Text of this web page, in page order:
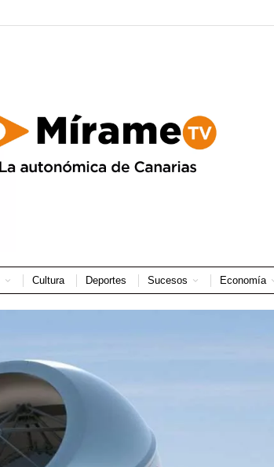
Cultura Deportes Sucesos Economía